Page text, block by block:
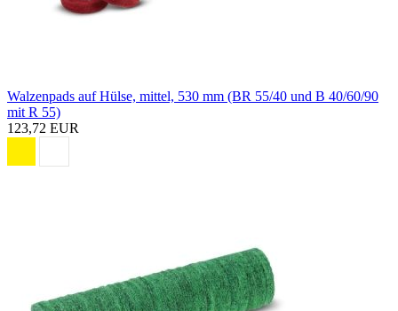
Walzenpads auf Hülse, mittel, 530 mm (BR 55/40 und B 40/60/90
mit R 55)
123,72 EUR